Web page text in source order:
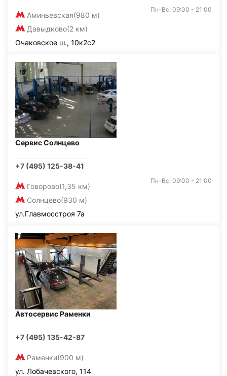
Аминьевская(980 м)
Давыдково(2 км)
Пн-Вс: 09:00 - 21:00
Очаковское ш., 10к2с2
Сервис Солнцево
+7 (495) 125-38-41
Говорово(1,35 км)
Солнцево(930 м)
Пн-Вс: 09:00 - 21:00
ул.Главмосстроя 7а
Автосервис Раменки
+7 (495) 135-42-87
Раменки(900 м)
ул. Лобачевского, 114